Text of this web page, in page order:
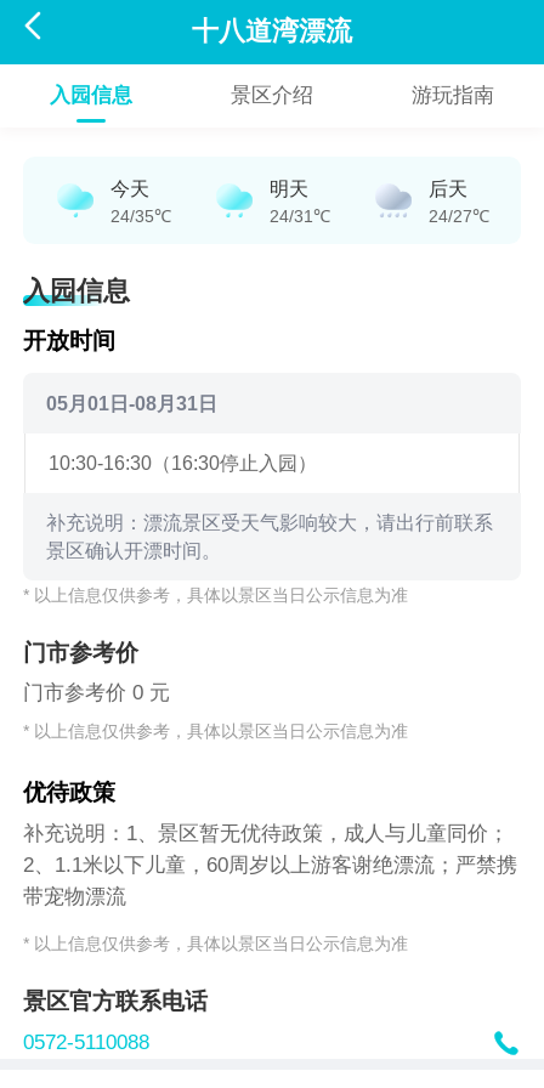
 十八道湾漂流
入园信息 景区介绍 游玩指南
今天
24/35℃
明天
24/31℃
后天
24/27℃
入园信息
开放时间
05月01日-08月31日
10:30-16:30（16:30停止入园）
补充说明：漂流景区受天气影响较大，请出行前联系
景区确认开漂时间。
* 以上信息仅供参考，具体以景区当日公示信息为准
门市参考价
门市参考价 0 元
* 以上信息仅供参考，具体以景区当日公示信息为准
优待政策
补充说明：1、景区暂无优待政策，成人与儿童同价；
2、1.1米以下儿童，60周岁以上游客谢绝漂流；严禁携
带宠物漂流
* 以上信息仅供参考，具体以景区当日公示信息为准
景区官方联系电话
0572-5110088 